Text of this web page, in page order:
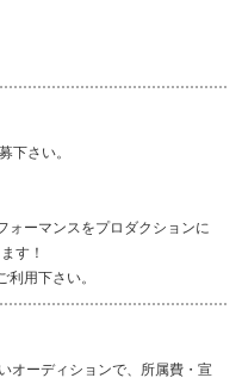
下さい。
ォーマンスをプロダクションに
す！
用下さい。
オーディションで、所属費・宣